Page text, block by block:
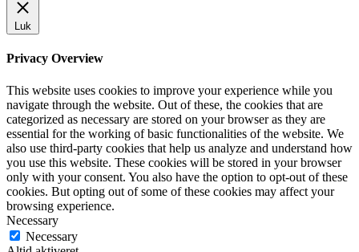
Luk
Privacy Overview
This website uses cookies to improve your experience while you
navigate through the website. Out of these, the cookies that are
categorized as necessary are stored on your browser as they are
essential for the working of basic functionalities of the website. We
also use third-party cookies that help us analyze and understand how
you use this website. These cookies will be stored in your browser
only with your consent. You also have the option to opt-out of these
cookies. But opting out of some of these cookies may affect your
browsing experience.
Necessary
Necessary